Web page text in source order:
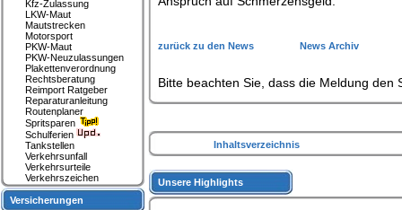
zurück zu den News News Archiv
Bitte beachten Sie, dass die Meldung
Inhaltsverzeichnis
Unsere Highlights
Kfz-Zulassung
LKW-Maut
Mautstrecken
Motorsport
PKW-Maut
PKW-Neuzulassungen
Plakettenverordnung
Rechtsberatung
Reimport Ratgeber
Reparaturanleitung
Routenplaner
Spritsparen
Schulferien
Tankstellen
Verkehrsunfall
Verkehrsurteile
Verkehrszeichen
Versicherungen